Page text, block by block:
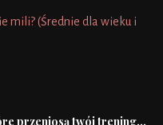
mili? (Średnie dla wieku i
przeniosą twój trening...